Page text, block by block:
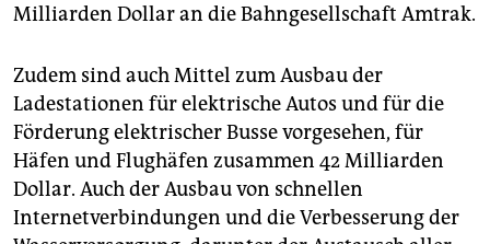
Milliarden Dollar an die Bahngesellschaft Amtrak.
Zudem sind auch Mittel zum Ausbau der
Ladestationen für elektrische Autos und für die
Förderung elektrischer Busse vorgesehen, für
Häfen und Flughäfen zusammen 42 Milliarden
Dollar. Auch der Ausbau von schnellen
Internetverbindungen und die Verbesserung der